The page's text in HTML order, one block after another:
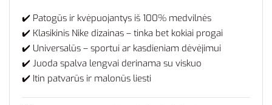
✔️ Patogūs ir kvėpuojantys iš 100% medvilnės
✔️ Klasikinis Nike dizainas – tinka bet kokiai progai
✔️ Universalūs – sportui ar kasdieniam dėvėjimui
✔️ Juoda spalva lengvai derinama su viskuo
✔️ Itin patvarūs ir malonūs liesti